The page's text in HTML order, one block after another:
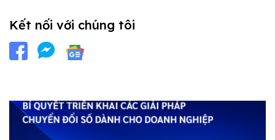
Kết nối với chúng tôi